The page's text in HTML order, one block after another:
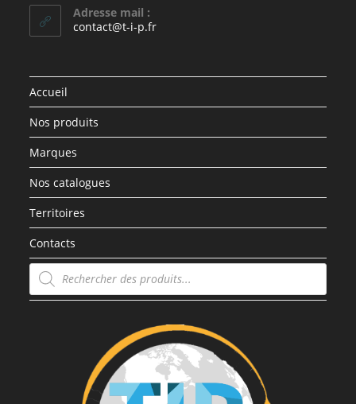
Adresse mail :
contact@t-i-p.fr
Accueil
Nos produits
Marques
Nos catalogues
Territoires
Contacts
Recherche
de
produits